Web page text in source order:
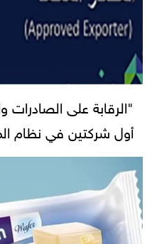
"الرقابة على
أول شركتين في نظام